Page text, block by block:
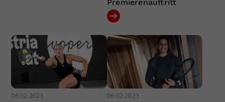
Premierenauftritt
06.02.2023 06.02.2023